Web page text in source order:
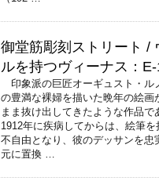
御堂筋彫刻ストリート /
ルを持つヴィーナス：
印象派の巨匠オーギュスト・ル
の豊満な裸婦を描いた晩年の絵画
まま抜け出してきたような作品で
1912年に疾病してからは、絵筆を
不自由となり、彼のデッサンを忠
元に置換 …